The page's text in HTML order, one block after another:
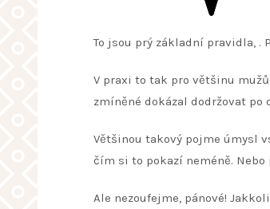
To jsou prý základní pravidla, .
V praxi to tak pro většinu
zmíněné dokázal dodržovat po
Většinou takový pojme úmysl
čím si to pokazí neméně. Nebo
Ale nezoufejme, pánové!